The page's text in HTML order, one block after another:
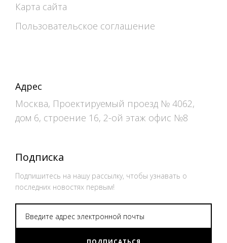
Карта сайта
Пользовательское соглашение
Адрес
Москва, Проектируемый проезд № 4062,
дом 6, строение 16, 2-ой этаж офис №8
Подписка
Подпишитесь на нашу рассылку, чтобы узнавать о
последних новостях первым!